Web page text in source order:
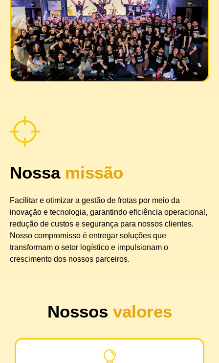
Nossa missão
Facilitar e otimizar a gestão de frotas por meio da
inovação e tecnologia, garantindo eficiência operacional,
redução de custos e segurança para nossos clientes.
Nosso compromisso é entregar soluções que
transformam o setor logístico e impulsionam o
crescimento dos nossos parceiros.
Nossos valores